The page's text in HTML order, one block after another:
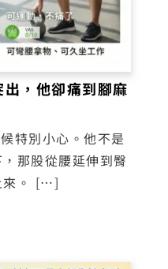
，他卻痛到腳麻
特別小心。他不是
那股從腰延伸到臀
來。 […]